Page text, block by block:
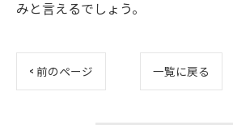
みと言えるでしょう。
< 前のページ 一覧に戻る